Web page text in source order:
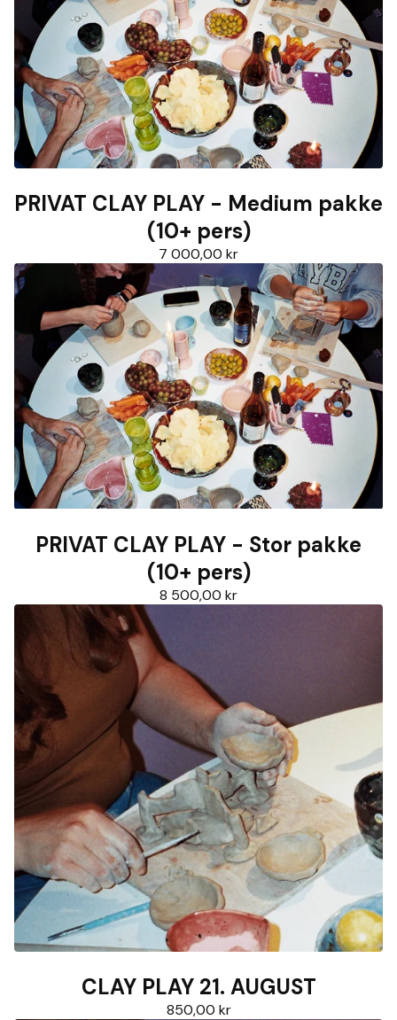
PRIVAT CLAY PLAY - Medium pakke
(10+ pers)
7 000,00 kr
PRIVAT CLAY PLAY - Stor pakke
(10+ pers)
8 500,00 kr
CLAY PLAY 21. AUGUST
850,00 kr